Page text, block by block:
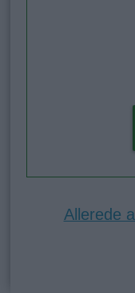
Allerede